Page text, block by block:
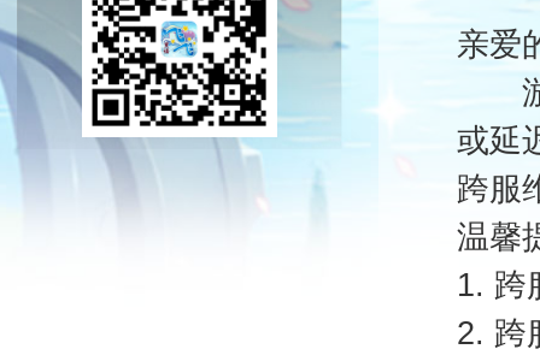
亲爱
游
或延
跨服
温馨
1. 跨
2. 跨